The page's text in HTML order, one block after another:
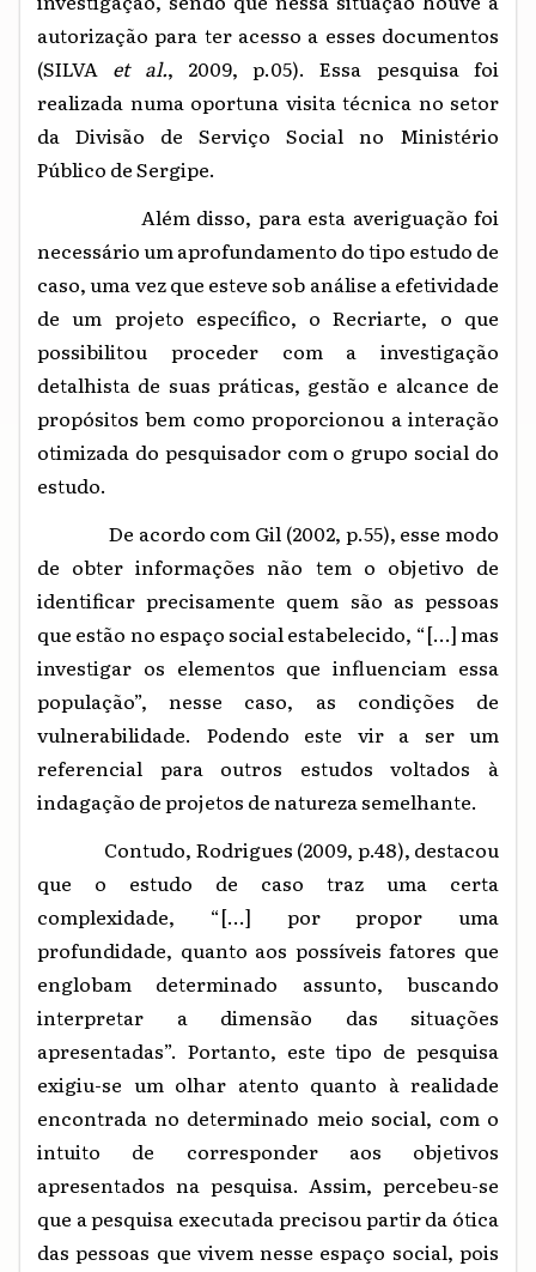
autorização para ter acesso a esses documentos
(SILVA et al., 2009, p.05). Essa pesquisa foi
realizada numa oportuna visita técnica no setor
da Divisão de Serviço Social no Ministério
Público de Sergipe.
Além disso, para esta averiguação foi
necessário um aprofundamento do tipo estudo de
caso, uma vez que esteve sob análise a efetividade
de um projeto específico, o Recriarte, o que
possibilitou proceder com a investigação
detalhista de suas práticas, gestão e alcance de
propósitos bem como proporcionou a interação
otimizada do pesquisador com o grupo social do
estudo.
De acordo com Gil (2002, p.55), esse modo
de obter informações não tem o objetivo de
identificar precisamente quem são as pessoas
que estão no espaço social estabelecido, “[...] mas
investigar os elementos que influenciam essa
população”, nesse caso, as condições de
vulnerabilidade. Podendo este vir a ser um
referencial para outros estudos voltados à
indagação de projetos de natureza semelhante.
Contudo, Rodrigues (2009, p.48), destacou
que o estudo de caso traz uma certa
complexidade, “[...] por propor uma
profundidade, quanto aos possíveis fatores que
englobam determinado assunto, buscando
interpretar a dimensão das situações
apresentadas”. Portanto, este tipo de pesquisa
exigiu-se um olhar atento quanto à realidade
encontrada no determinado meio social, com o
intuito de corresponder aos objetivos
apresentados na pesquisa. Assim, percebeu-se
que a pesquisa executada precisou partir da ótica
das pessoas que vivem nesse espaço social, pois